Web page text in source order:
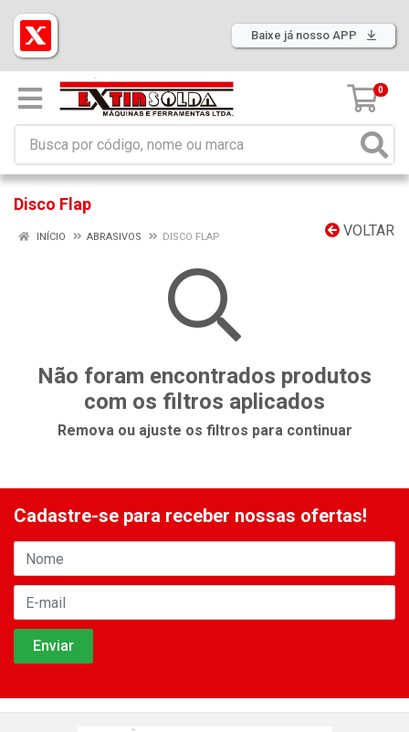
Baixe já nosso APP
0
Disco Flap
VOLTAR
INÍCIO ABRASIVOS DISCO FLAP
Não foram encontrados produtos
com os filtros aplicados
Remova ou ajuste os filtros para continuar
Cadastre-se para receber nossas ofertas!